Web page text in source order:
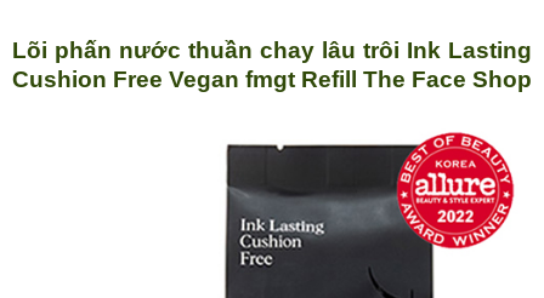
Lõi phấn nước thuần chay lâu trôi Ink Lasting
Cushion Free Vegan fmgt Refill The Face Shop